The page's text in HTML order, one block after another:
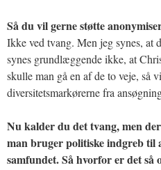
Så du vil gerne støtte
Ikke ved tvang. Men jeg synes, at
synes grundlæggende ikke, at
skulle man gå en af de to veje, så
diversitetsmarkørerne fra
Nu kalder du det tvang, men
man bruger politiske indgreb til
samfundet. Så hvorfor er det så